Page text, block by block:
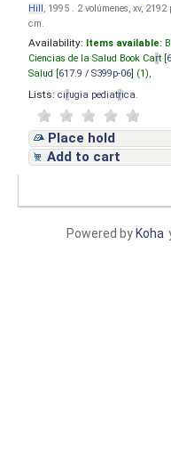
Hill, 1995 . 2 volúmenes, xv,
cm.
Availability: Items available:
Ciencias de la Salud Book Cart [
Salud [ 617.9 / S399p-06 ] (1),
Lists: cirugia pediatrica
Place hold
Add to cart
Powered by Koha